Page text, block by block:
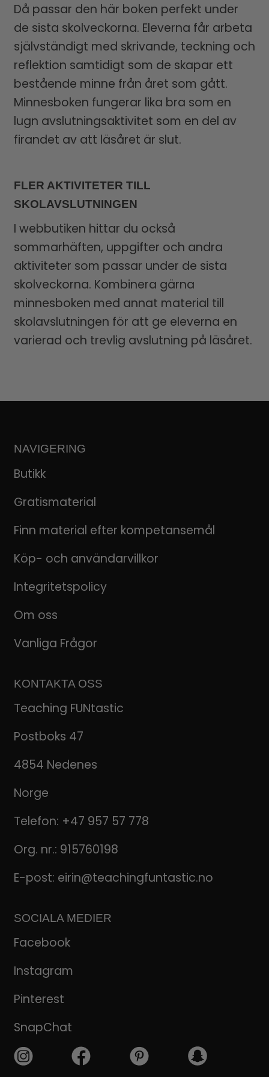
Då passar den här boken perfekt under
de sista skolveckorna. Eleverna får arbeta
självständigt med skrivande, teckning och
reflektion samtidigt som de skapar ett
bestående minne från året som gått.
Minnesboken fungerar lika bra som en
lugn avslutningsaktivitet som en del av
firandet av att läsåret är slut.
FLER AKTIVITETER TILL
SKOLAVSLUTNINGEN
I webbutiken hittar du också
sommarhäften, uppgifter och andra
aktiviteter som passar under de sista
skolveckorna. Kombinera gärna
minnesboken med annat material till
skolavslutningen för att ge eleverna en
varierad och trevlig avslutning på läsåret.
NAVIGERING
Butikk
Gratismaterial
Finn material efter kompetansemål
Köp- och användarvillkor
Integritetspolicy
Om oss
Vanliga Frågor
KONTAKTA OSS
Teaching FUNtastic
Postboks 47
4854 Nedenes
Norge
Telefon: +47 957 57 778
Org. nr.: 915760198
E-post: eirin@teachingfuntastic.no
SOCIALA MEDIER
Facebook
Instagram
Pinterest
SnapChat